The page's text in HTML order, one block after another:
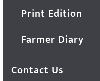
Print Edition
Farmer Diary
Contact Us